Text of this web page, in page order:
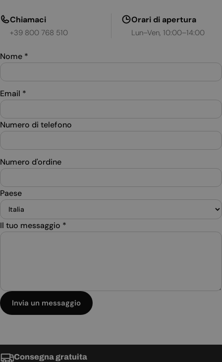
Chiamaci
+39 800 768 510
Orari di apertura
Lun–Ven, 10:00–14:00
Nome *
Email *
Numero di telefono
Numero d'ordine
Paese
Il tuo messaggio *
Invia un messaggio
Consegna gratuita